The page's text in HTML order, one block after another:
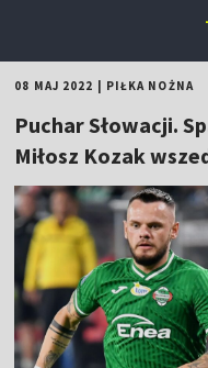
08 MAJ 2022 PIŁKA NOŻNA
Puchar Słowacji.
Miłosz Kozak